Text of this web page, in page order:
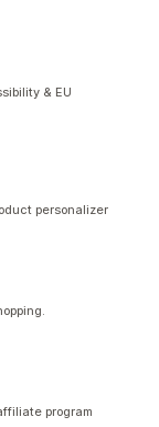
& EU
personalizer
program